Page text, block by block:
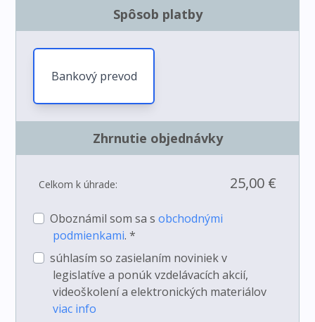
Spôsob platby
Bankový prevod
Zhrnutie objednávky
Celkom k úhrade: 25,00 €
Oboznámil som sa sobchodnými
podmienkami. *
súhlasím so zasielaním noviniek v
legislatíve a ponúk vzdelávacích akcií,
videoškolení a elektronických materiálov
viac info